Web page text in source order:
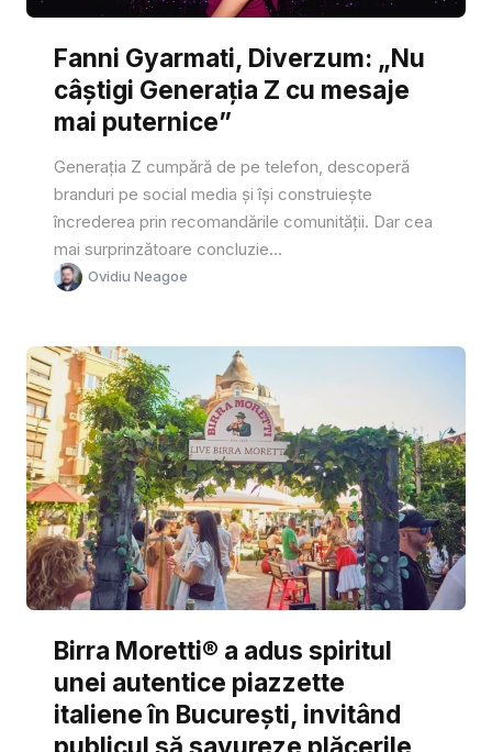
Fanni Gyarmati, Diverzum: „Nu
câștigi Generația Z cu mesaje
mai puternice”
Generația Z cumpără de pe telefon, descoperă
branduri pe social media și își construiește
încrederea prin recomandările comunității. Dar cea
mai surprinzătoare concluzie...
Ovidiu Neagoe
Birra Moretti® a adus spiritul
unei autentice piazzette
italiene în București, invitând
publicul să savureze plăcerile